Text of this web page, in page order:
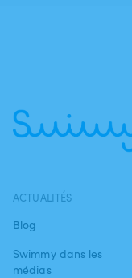
ACTUALITÉS
Blog
Swimmy dans les
médias